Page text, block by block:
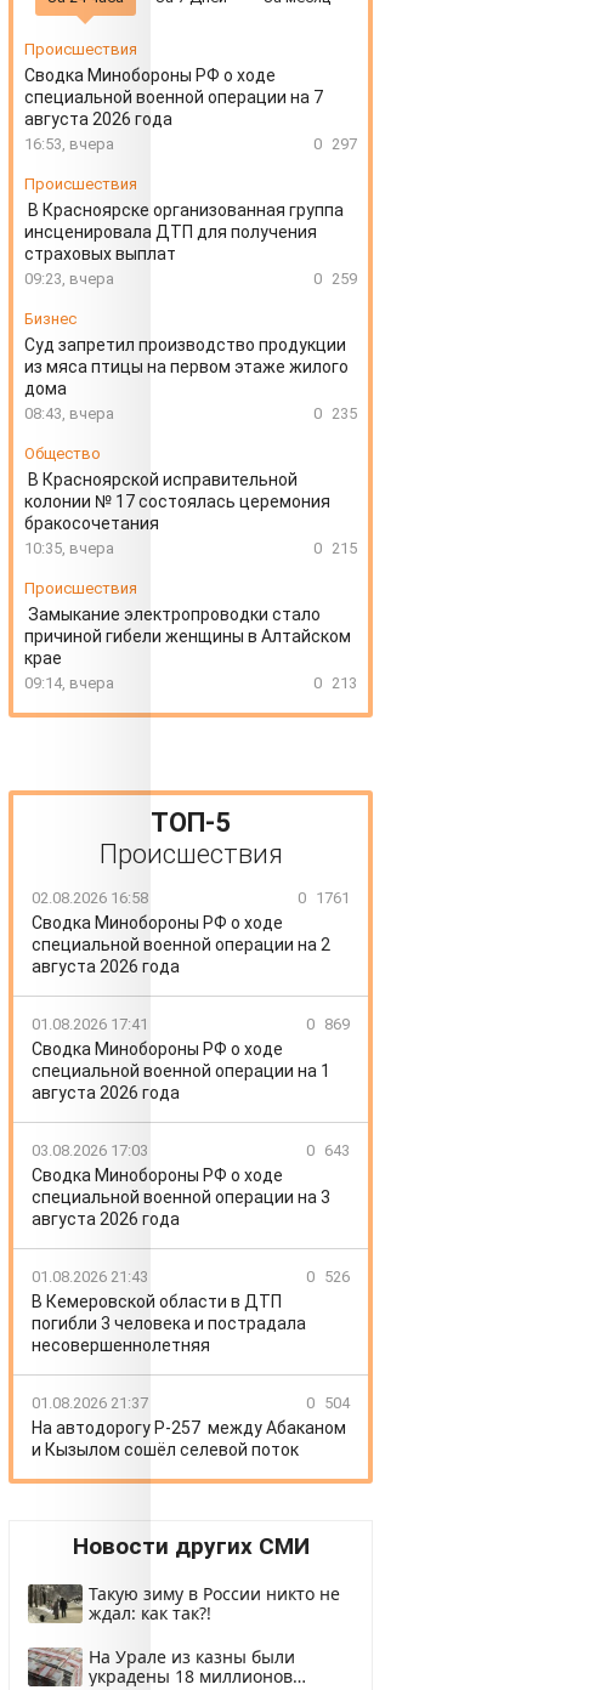
Происшествия
Сводка Минобороны РФ о ходе
специальной военной операции на 7
августа 2026 года
16:53, вчера 0 297
Происшествия
В Красноярске организованная группа
инсценировала ДТП для получения
страховых выплат
09:23, вчера 0 259
Бизнес
Суд запретил производство продукции
из мяса птицы на первом этаже жилого
дома
08:43, вчера 0 235
Общество
В Красноярской исправительной
колонии № 17 состоялась церемония
бракосочетания
10:35, вчера 0 215
Происшествия
Замыкание электропроводки стало
причиной гибели женщины в Алтайском
крае
09:14, вчера 0 213
ТОП-5
Происшествия
02.08.2026 16:58 0 1761
Сводка Минобороны РФ о ходе
специальной военной операции на 2
августа 2026 года
01.08.2026 17:41 0 869
Сводка Минобороны РФ о ходе
специальной военной операции на 1
августа 2026 года
03.08.2026 17:03 0 643
Сводка Минобороны РФ о ходе
специальной военной операции на 3
августа 2026 года
01.08.2026 21:43 0 526
В Кемеровской области в ДТП
погибли 3 человека и пострадала
несовершеннолетняя
01.08.2026 21:37 0 504
На автодорогу Р-257 между Абаканом
и Кызылом сошёл селевой поток
Новости других СМИ
Такую зиму в России никто не
ждал: как так?!
На Урале из казны были
украдены 18 миллионов